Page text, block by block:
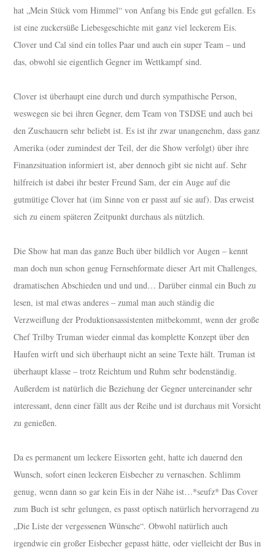
hat „Mein Stück vom Himmel“ von Anfang bis Ende gut gefallen. Es
ist eine zuckersüße Liebesgeschichte mit ganz viel leckerem Eis.
Clover und Cal sind ein tolles Paar und auch ein super Team – und
das, obwohl sie eigentlich Gegner im Wettkampf sind.
Clover ist überhaupt eine durch und durch sympathische Person,
weswegen sie bei ihren Gegner, dem Team von TSDSE und auch bei
den Zuschauern sehr beliebt ist. Es ist ihr zwar unangenehm, dass ganz
Amerika (oder zumindest der Teil, der die Show verfolgt) über ihre
Finanzsituation informiert ist, aber dennoch gibt sie nicht auf. Sehr
hilfreich ist dabei ihr bester Freund Sam, der ein Auge auf die
gutmütige Clover hat (im Sinne von er passt auf sie auf). Das erweist
sich zu einem späteren Zeitpunkt durchaus als nützlich.
Die Show hat man das ganze Buch über bildlich vor Augen – kennt
man doch nun schon genug Fernsehformate dieser Art mit Challenges,
dramatischen Abschieden und und und… Darüber einmal ein Buch zu
lesen, ist mal etwas anderes – zumal man auch ständig die
Verzweiflung der Produktionsassistenten mitbekommt, wenn der große
Chef Trilby Truman wieder einmal das komplette Konzept über den
Haufen wirft und sich überhaupt nicht an seine Texte hält. Truman ist
überhaupt klasse – trotz Reichtum und Ruhm sehr bodenständig.
Außerdem ist natürlich die Beziehung der Gegner untereinander sehr
interessant, denn einer fällt aus der Reihe und ist durchaus mit Vorsicht
zu genießen.
Da es permanent um leckere Eissorten geht, hatte ich dauernd den
Wunsch, sofort einen leckeren Eisbecher zu vernaschen. Schlimm
genug, wenn dann so gar kein Eis in der Nähe ist…*seufz* Das Cover
zum Buch ist sehr gelungen, es passt optisch natürlich hervorragend zu
„Die Liste der vergessenen Wünsche“. Obwohl natürlich auch
irgendwie ein großer Eisbecher gepasst hätte, oder vielleicht der Bus in